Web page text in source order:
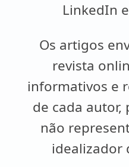
LinkedIn
Os artigos
revista
informativos e
de cada
não
idealizador